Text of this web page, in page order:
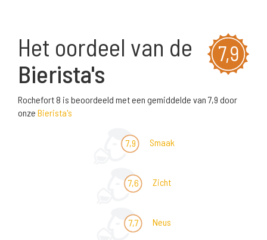
7,9
Het oordeel van de
Bierista's
Rochefort 8 is beoordeeld met een gemiddelde van 7,9 door
onze Bierista's
7,9 Smaak
7,6 Zicht
7,7 Neus